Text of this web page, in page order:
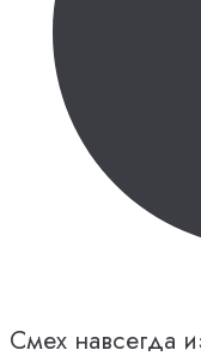
Смех навсегда